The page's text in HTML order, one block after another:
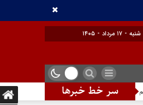
مرداد - ۱۴۰۵
سر خط خبرها
مولانا در میدان خیام در پایتخت گزینیِ